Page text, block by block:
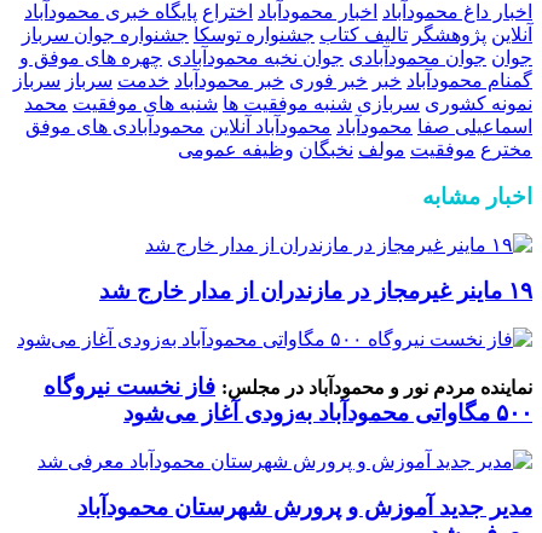
اخبار داغ محمودآباد اخبار محمودآباد اختراع پایگاه خبری محمودآباد
آنلاین پژوهشگر تالیف کتاب جشنواره توسكا جشنواره جوان سرباز
جوان جوان محمودآبادی جوان نخبه محمودآبادی چهره های موفق و
گمنام محمودآباد خبر خبر فوری خبر محمودآباد خدمت سرباز سرباز
نمونه کشوری سربازی شنبه موفقیت ها شنبه های موفقیت محمد
اسماعیلی صفا محمودآباد محمودآباد آنلاین محمودآبادی های موفق
مخترع موفقیت مولف نخبگان وظیفه عمومی
اخبار مشابه
۱۹ ماینر غیرمجاز در مازندران از مدار خارج شد
نماینده مردم نور و محمودآباد در مجلس: فاز نخست نیروگاه
۵۰۰ مگاواتی محمودآباد به‌زودی آغاز می‌شود
مدیر جدید آموزش و پرورش شهرستان محمودآباد